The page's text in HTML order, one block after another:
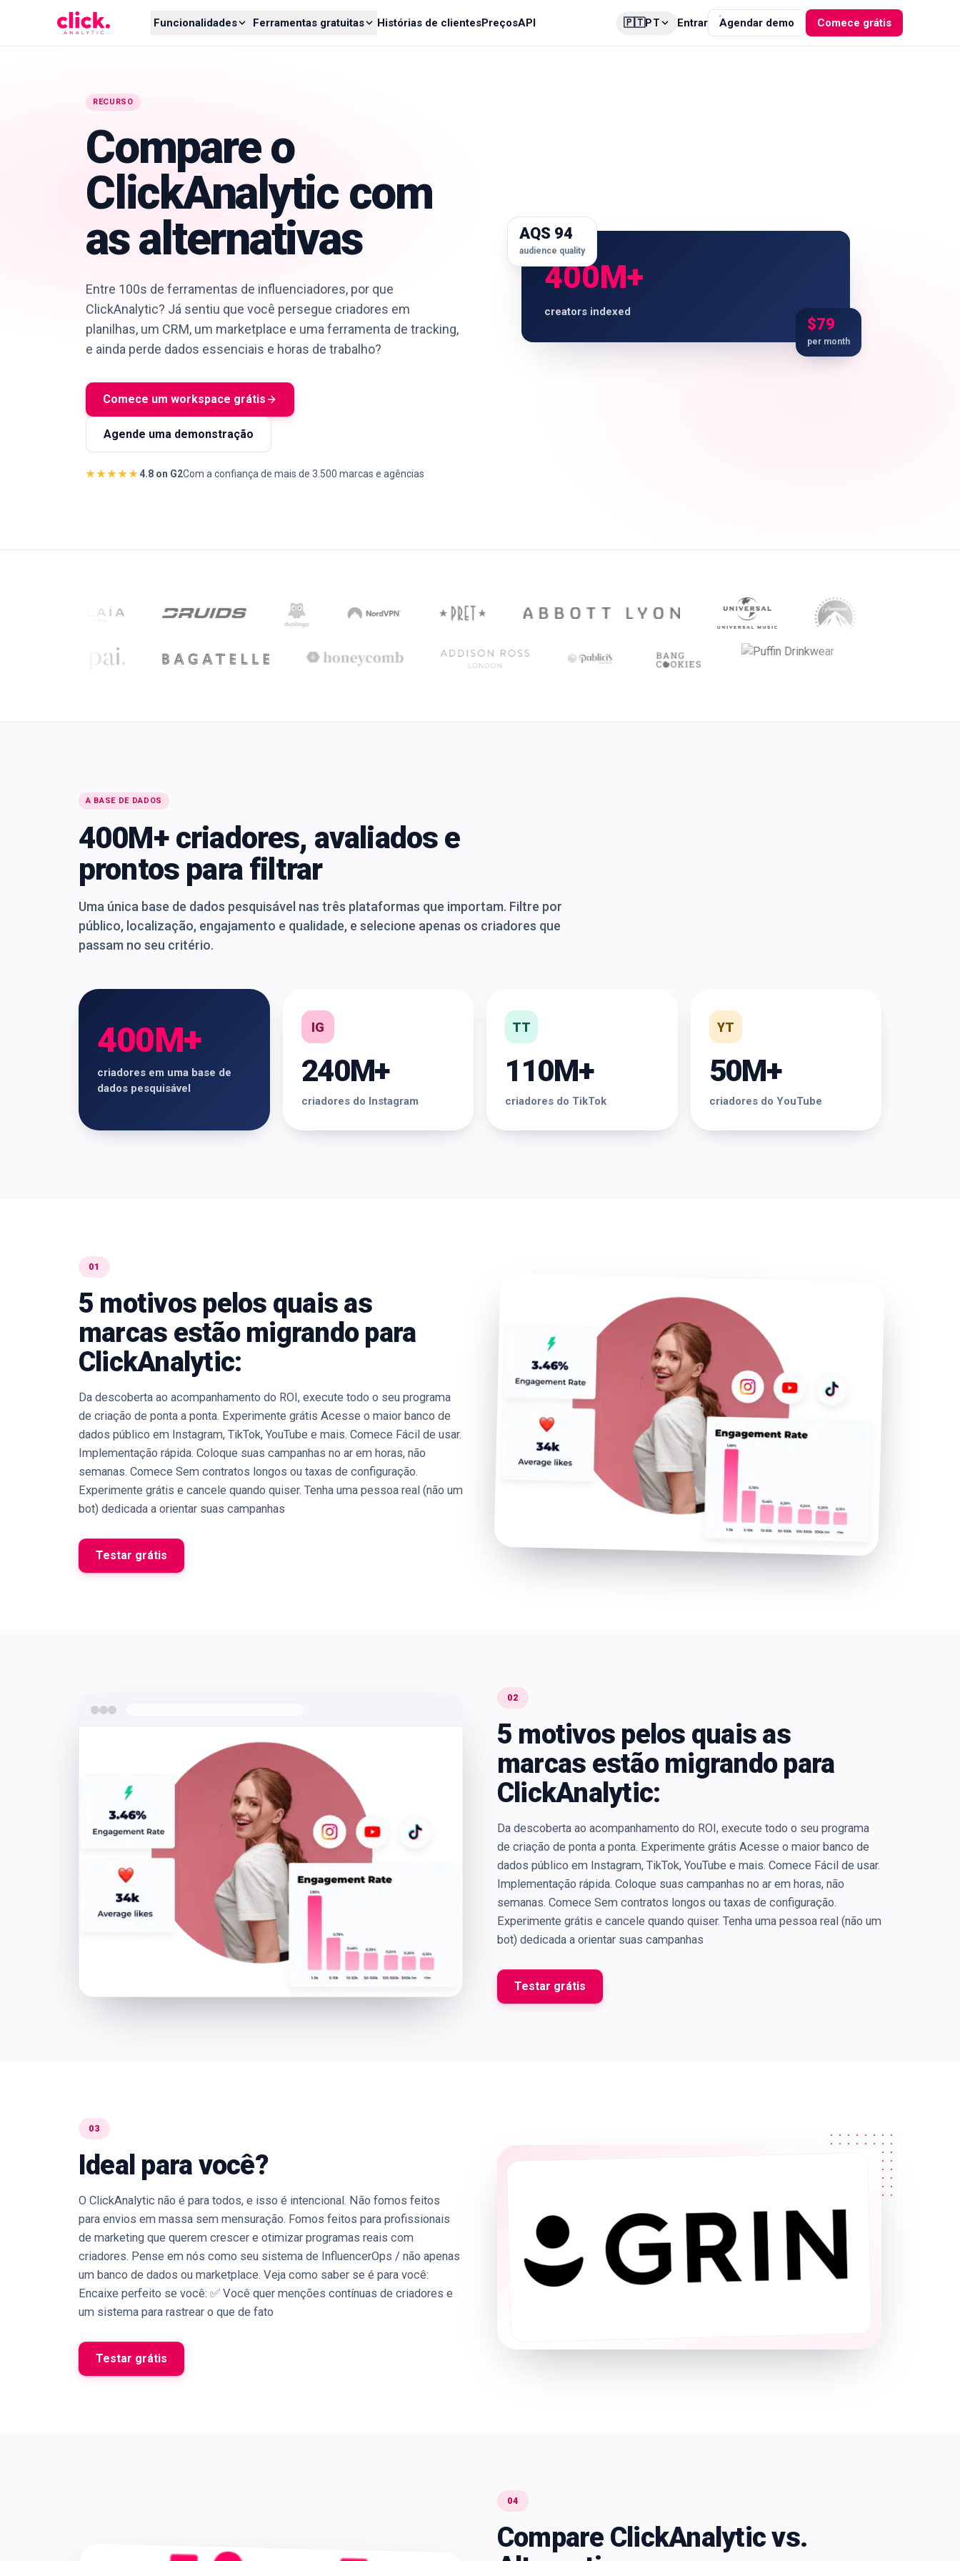
Funcionalidades Ferramentas gratuitas Histórias de clientesPreçosAPI 🇵🇹PT Entrar Agendar demo Comece grátis
RECURSO
Compare o
ClickAnalytic com
as alternativas
Entre 100s de ferramentas de influenciadores, por que
ClickAnalytic? Já sentiu que você persegue criadores em
planilhas, um CRM, um marketplace e uma ferramenta de tracking,
e ainda perde dados essenciais e horas de trabalho?
Comece um workspace grátis
Agende uma demonstração
★★★★★4.8 on G2Com a confiança de mais de 3.500 marcas e agências
400M+
creators indexed
AQS 94
audience quality
$79
per month
A BASE DE DADOS
400M+ criadores, avaliados e
prontos para filtrar
Uma única base de dados pesquisável nas três plataformas que importam. Filtre por
público, localização, engajamento e qualidade, e selecione apenas os criadores que
passam no seu critério.
400M+
criadores em uma base de
dados pesquisável
IG
240M+
criadores do Instagram
TT
110M+
criadores do TikTok
YT
50M+
criadores do YouTube
01
5 motivos pelos quais as
marcas estão migrando para
ClickAnalytic:
Da descoberta ao acompanhamento do ROI, execute todo o seu programa
de criação de ponta a ponta. Experimente grátis Acesse o maior banco de
dados público em Instagram, TikTok, YouTube e mais. Comece Fácil de usar.
Implementação rápida. Coloque suas campanhas no ar em horas, não
semanas. Comece Sem contratos longos ou taxas de configuração.
Experimente grátis e cancele quando quiser. Tenha uma pessoa real (não um
bot) dedicada a orientar suas campanhas
Testar grátis
02
5 motivos pelos quais as
marcas estão migrando para
ClickAnalytic:
Da descoberta ao acompanhamento do ROI, execute todo o seu programa
de criação de ponta a ponta. Experimente grátis Acesse o maior banco de
dados público em Instagram, TikTok, YouTube e mais. Comece Fácil de usar.
Implementação rápida. Coloque suas campanhas no ar em horas, não
semanas. Comece Sem contratos longos ou taxas de configuração.
Experimente grátis e cancele quando quiser. Tenha uma pessoa real (não um
bot) dedicada a orientar suas campanhas
Testar grátis
03
Ideal para você?
O ClickAnalytic não é para todos, e isso é intencional. Não fomos feitos
para envios em massa sem mensuração. Fomos feitos para profissionais
de marketing que querem crescer e otimizar programas reais com
criadores. Pense em nós como seu sistema de InfluencerOps / não apenas
um banco de dados ou marketplace. Veja como saber se é para você:
Encaixe perfeito se você: ✅ Você quer menções contínuas de criadores e
um sistema para rastrear o que de fato
Testar grátis
04
Compare ClickAnalytic vs.